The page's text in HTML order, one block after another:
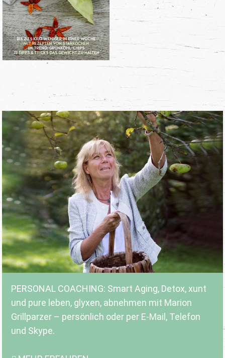
PERSONAL COACHING: Smart Aging, Detox, xunt
und pure leben, glyxen, abnehmen mit Marion
Grillparzer – persönlich oder per E-Mail, Telefon
und Skype.